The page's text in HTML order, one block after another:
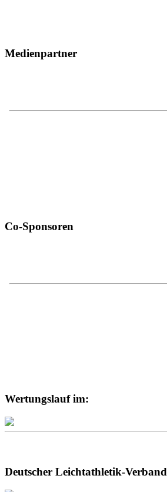
Medienpartner
Co-Sponsoren
Wertungslauf im:
Deutscher Leichtathletik-Verband